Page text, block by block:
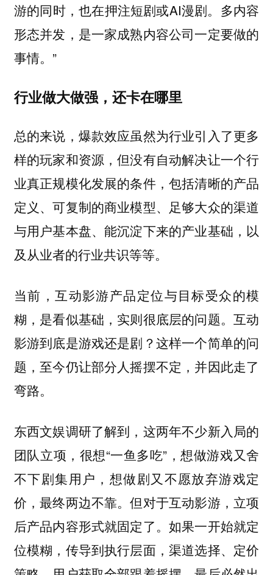
游的同时，也在押注短剧或AI漫剧。多内容
形态并发，是一家成熟内容公司一定要做的
事情。”
行业做大做强，还卡在哪里
总的来说，爆款效应虽然为行业引入了更多
样的玩家和资源，但没有自动解决让一个行
业真正规模化发展的条件，包括清晰的产品
定义、可复制的商业模型、足够大众的渠道
与用户基本盘、能沉淀下来的产业基础，以
及从业者的行业共识等等。
当前，互动影游产品定位与目标受众的模
糊，是看似基础，实则很底层的问题。互动
影游到底是游戏还是剧？这样一个简单的问
题，至今仍让部分人摇摆不定，并因此走了
弯路。
东西文娱调研了解到，这两年不少新入局的
团队立项，很想“一鱼多吃”，想做游戏又舍
不下剧集用户，想做剧又不愿放弃游戏定
价，最终两边不靠。但对于互动影游，立项
后产品内容形式就固定了。如果一开始就定
位模糊，传导到执行层面，渠道选择、定价